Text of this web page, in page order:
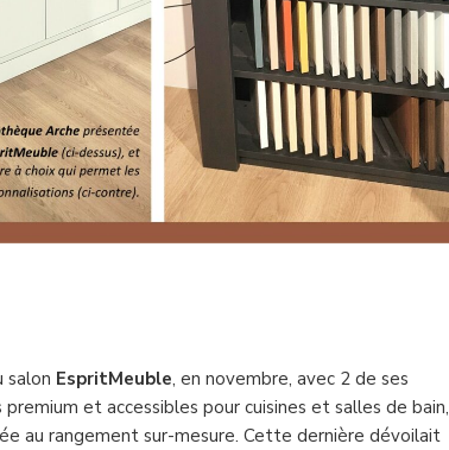
salon EspritMeuble, en novembre, avec 2 de ses
et accessibles pour cuisines et salles de bain,
au rangement sur-mesure. Cette dernière dévoilait